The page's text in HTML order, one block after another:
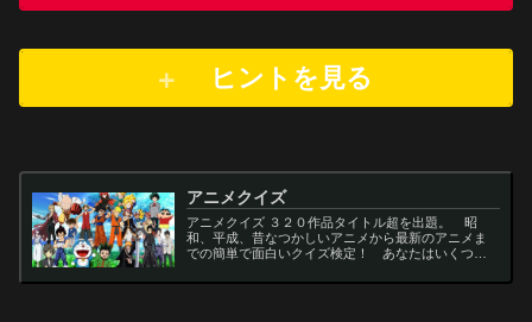
ヒントを 見る
アニメクイズ
アニメクイズ ３２０作品タイトル超を出題。 昭
和、平成、昔なつかしいアニメから最新のアニメま
での簡単で面白いクイズ検定！ あなたはいくつわ
ど一問一答から3択・4択問題までの小学生の簡単問